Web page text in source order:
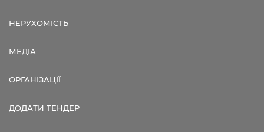
НЕРУХОМІСТЬ
МЕДІА
ОРГАНІЗАЦІЇ
ДОДАТИ ТЕНДЕР